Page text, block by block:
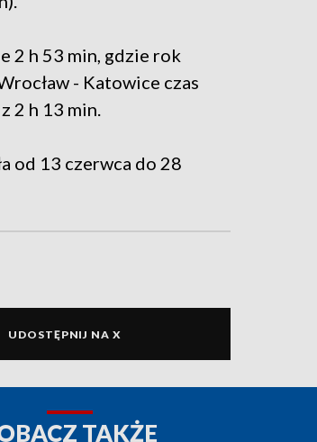
2 h 53 min, gdzie rok
- Katowice czas
2 h 13 min.
od 13 czerwca do 28
UDOSTĘPNIJ NA X
TAKŻE